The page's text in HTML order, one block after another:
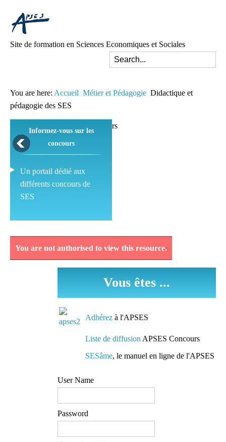
Site de formation en Sciences Economiques et Sociales
You are here: Accueil Métier et Pédagogie Didactique et
pédagogie des SES
Informez-vous sur les
concours
Un portail dédié aux
différents concours de
SES
Découvrez et analysez
mises en oeuvre dans les
des conseils de lecture
You are not authorised to view this resource.
Vous êtes ...
Adhérez à l'APSES
Liste de diffusion APSES Concours
SESâme, le manuel en ligne de l'APSES
User Name
Password